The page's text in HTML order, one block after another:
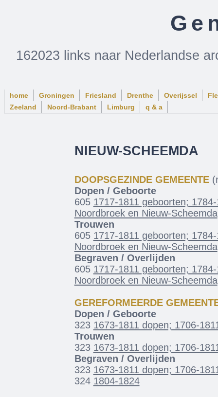
162023 links naar Nederlandse
home Groningen Friesland Drenthe Overijssel
Zeeland
Noord-Brabant Limburg q & a
NIEUW-SCHEEMDA
DOOPSGEZINDE GEMEENTE
Dopen / Geboorte
605 1717-1811 geboorten;
Noordbroek en Nieuw-Scheemda
Trouwen
605 1717-1811 geboorten;
Noordbroek en Nieuw-Scheemda
Begraven / Overlijden
605 1717-1811 geboorten;
Noordbroek en Nieuw-Scheemda
GEREFORMEERDE
Dopen / Geboorte
323 1673-1811 dopen; 1706-
Trouwen
323 1673-1811 dopen; 1706-
Begraven / Overlijden
323 1673-1811 dopen; 1706-
324 1804-1824